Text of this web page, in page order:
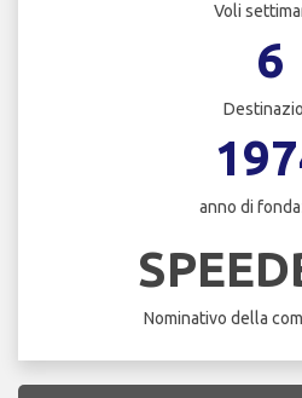
Voli
6
anno di
Nominativo della